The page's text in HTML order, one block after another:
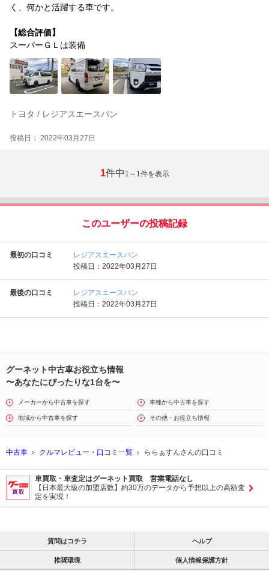
く、何かと活躍する車です。
【総合評価】
スーパーＧＬは装備
トヨタ / レジアスエースバン
投稿日： 2022年03月27日
1件中 1～1件を表示
このユーザーの投稿記録
最初の口コミ
レジアスエースバン
投稿日：2022年03月27日
最後の口コミ
レジアスエースバン
投稿日：2022年03月27日
グーネット中古車お役立ち情報
〜あなたにぴったりな1台を〜
メーカーから中古車を探す 車種から中古車を探す
地域から中古車を探す その他・お役立ち情報
中古車 クルマレビュー・口コミ一覧 ららぁすんさんの口コミ
車買取・車査定はグーネット買取 営業電話なし
【日本最大級の加盟店数】約30万のデータから予想以上の高額査
定を実現！
質問はコチラ ヘルプ
推奨環境 個人情報保護方針